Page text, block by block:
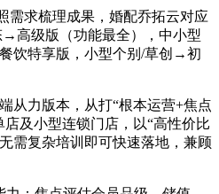
求梳理成果，婚配乔拓云对应
高级版（功能最全），中小型
饮特享版，小型个别/草创→初
力版本，从打“根本运营+焦点
及小型连锁门店，以“高性价比
需复杂培训即可快速落地，兼顾